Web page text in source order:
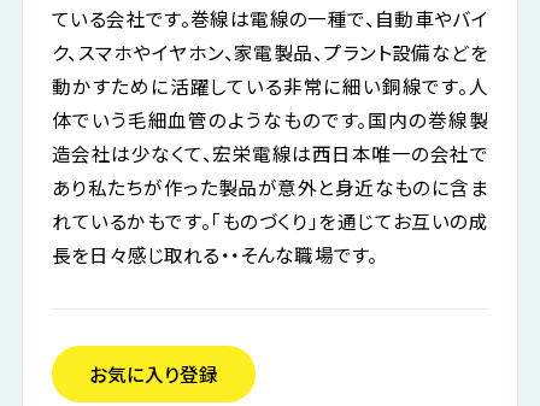
初めての方へ
プライバシーポリシー
利用規約
公式LINE
掲載希望の企業様
お気に入り企業
ている会社です。巻線は電線の一種で、自動車やバイ
ク、スマホやイヤホン、家電製品、プラント設備などを
動かすために活躍している非常に細い銅線です。人
体でいう毛細血管のようなものです。国内の巻線製
造会社は少なくて、宏栄電線は西日本唯一の会社で
あり私たちが作った製品が意外と身近なものに含ま
れているかもです。「ものづくり」を通じてお互いの成
長を日々感じ取れる・・そんな職場です。
お気に入り登録